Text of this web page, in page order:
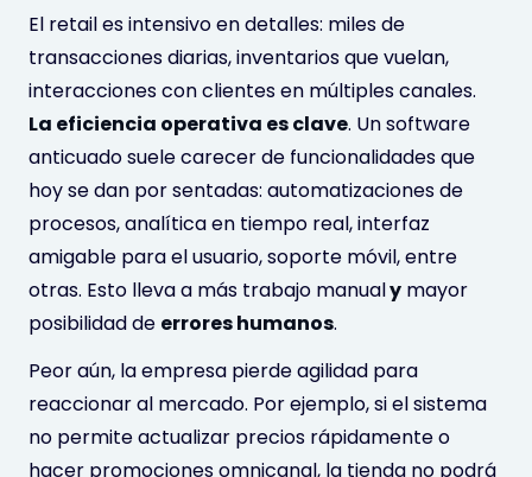
El retail es intensivo en detalles: miles de
transacciones diarias, inventarios que vuelan,
interacciones con clientes en múltiples canales.
La eficiencia operativa es clave. Un software
anticuado suele carecer de funcionalidades que
hoy se dan por sentadas: automatizaciones de
procesos, analítica en tiempo real, interfaz
amigable para el usuario, soporte móvil, entre
otras. Esto lleva a más trabajo manualy mayor
posibilidad de errores humanos.
Peor aún, la empresa pierde agilidad para
reaccionar al mercado. Por ejemplo, si el sistema
no permite actualizar precios rápidamente o
hacer promociones omnicanal, la tienda no podrá